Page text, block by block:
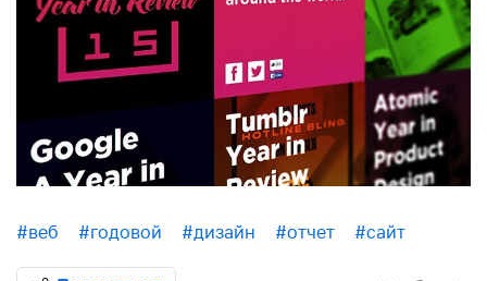
#веб #годовой #дизайн #отчет #сайт